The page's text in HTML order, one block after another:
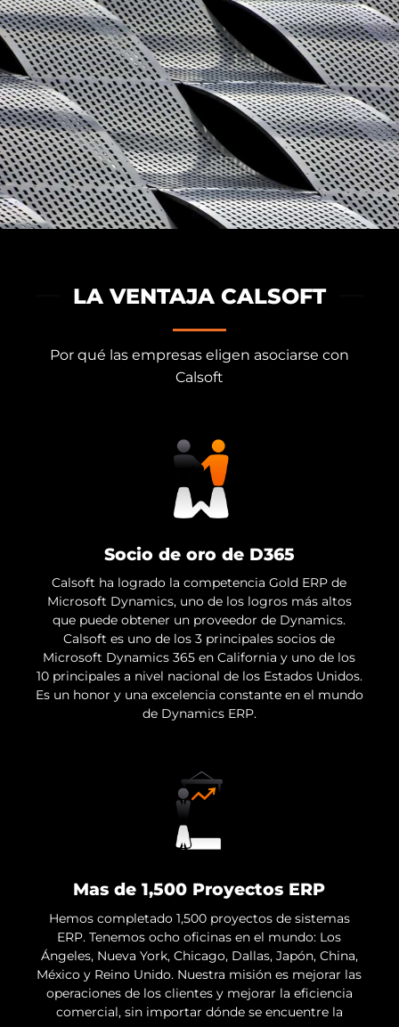
LA VENTAJA CALSOFT
Por qué las empresas eligen asociarse con
Calsoft
Socio de oro de D365
Calsoft ha logrado la competencia Gold ERP de
Microsoft Dynamics, uno de los logros más altos
que puede obtener un proveedor de Dynamics.
Calsoft es uno de los 3 principales socios de
Microsoft Dynamics 365 en California y uno de los
10 principales a nivel nacional de los Estados Unidos.
Es un honor y una excelencia constante en el mundo
de Dynamics ERP.
Mas de 1,500 Proyectos ERP
Hemos completado 1,500 proyectos de sistemas
ERP. Tenemos ocho oficinas en el mundo: Los
Ángeles, Nueva York, Chicago, Dallas, Japón, China,
México y Reino Unido. Nuestra misión es mejorar las
operaciones de los clientes y mejorar la eficiencia
comercial, sin importar dónde se encuentre la